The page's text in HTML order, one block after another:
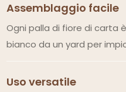
Assemblaggio facile
Ogni palla di fiore di carta
bianco da un yard per
Uso versatile